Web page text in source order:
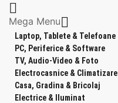

Mega Menu
Laptop, Tablete & Telefoane
PC, Periferice & Software
TV, Audio-Video & Foto
Electrocasnice & Climatizare
Casa, Gradina & Bricolaj
Electrice & Iluminat